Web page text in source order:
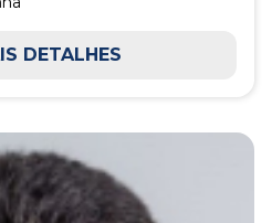
DETALHES